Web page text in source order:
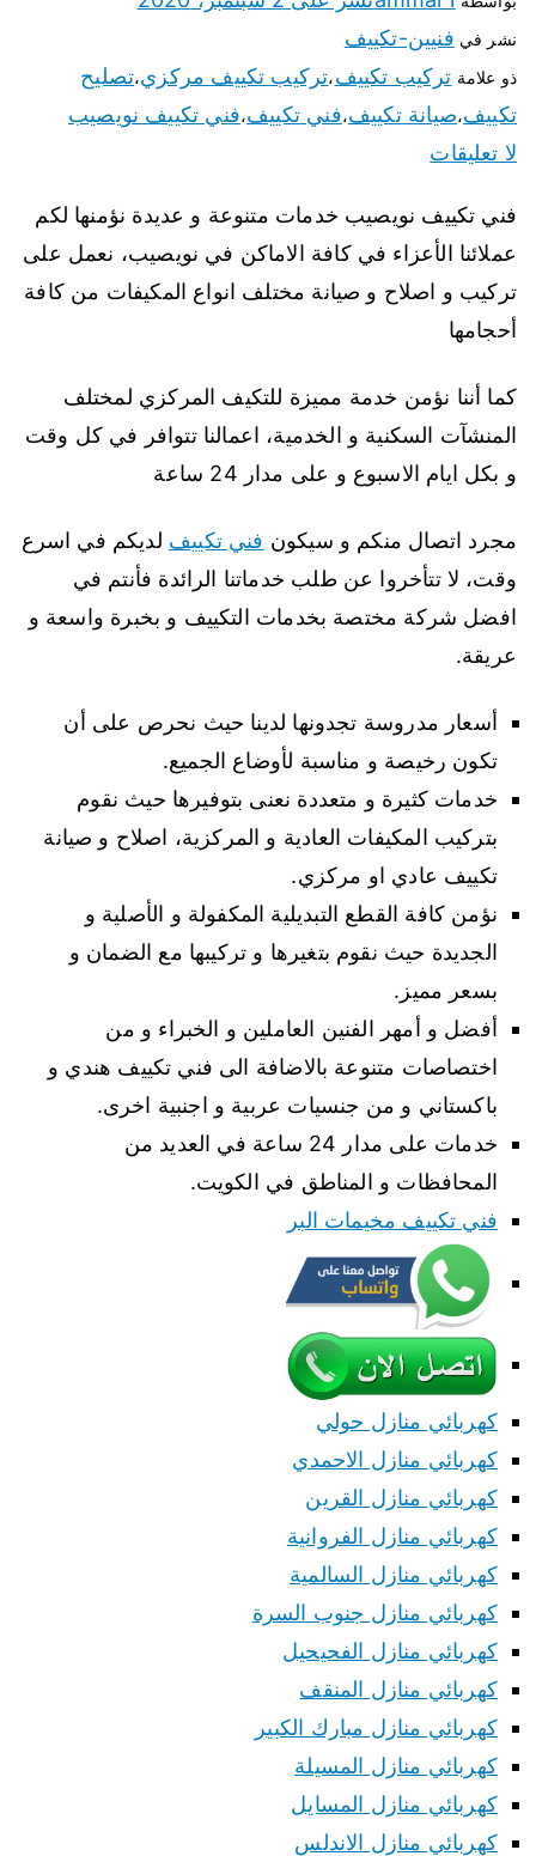
نشر في فنيين-تكييف
ذو علامة تركيب تكييف،تركيب تكييف مركزي،تصليح
تكييف،صيانة تكييف،فني تكييف،فني تكييف نويصيب
لا تعليقات
فني تكييف نويصيب خدمات متنوعة و عديدة نؤمنها لكم
عملائنا الأعزاء في كافة الاماكن في نويصيب، نعمل على
تركيب و اصلاح و صيانة مختلف انواع المكيفات من كافة
أحجامها
كما أننا نؤمن خدمة مميزة للتكيف المركزي لمختلف
المنشآت السكنية و الخدمية، اعمالنا تتوافر في كل وقت
و بكل ايام الاسبوع و على مدار 24 ساعة
مجرد اتصال منكم و سيكون فني تكييف لديكم في اسرع
وقت، لا تتأخروا عن طلب خدماتنا الرائدة فأنتم في
افضل شركة مختصة بخدمات التكييف و بخبرة واسعة و
عريقة.
أسعار مدروسة تجدونها لدينا حيث نحرص على أن
تكون رخيصة و مناسبة لأوضاع الجميع.
خدمات كثيرة و متعددة نعنى بتوفيرها حيث نقوم
بتركيب المكيفات العادية و المركزية، اصلاح و صيانة
تكييف عادي او مركزي.
نؤمن كافة القطع التبديلية المكفولة و الأصلية و
الجديدة حيث نقوم بتغيرها و تركيبها مع الضمان و
بسعر مميز.
أفضل و أمهر الفنين العاملين و الخبراء و من
اختصاصات متنوعة بالاضافة الى فني تكييف هندي و
باكستاني و من جنسيات عربية و اجنبية اخرى.
خدمات على مدار 24 ساعة في العديد من
المحافظات و المناطق في الكويت.
فني تكييف مخيمات البر
كهربائي منازل حولي
كهربائي منازل الاحمدي
كهربائي منازل القرين
كهربائي منازل الفروانية
كهربائي منازل السالمية
كهربائي منازل جنوب السرة
كهربائي منازل الفحيحيل
كهربائي منازل المنقف
كهربائي منازل مبارك الكبير
كهربائي منازل المسيلة
كهربائي منازل المسايل
كهربائي منازل الاندلس